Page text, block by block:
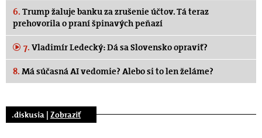
6. Trump žaluje banku za zrušenie účtov. Tá teraz
prehovorila o praní špinavých peňazí
7. Vladimír Ledecký: Dá sa Slovensko opraviť?
8. Má súčasná AI vedomie? Alebo si to len želáme?
.diskusia | Zobraziť